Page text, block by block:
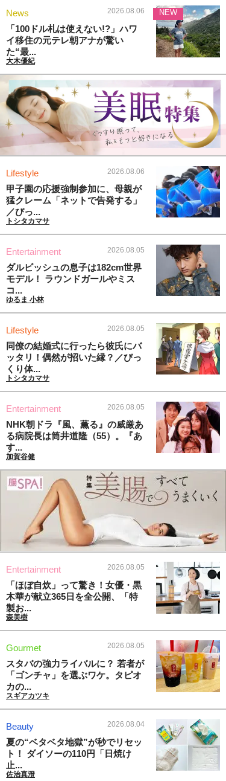
News 2026.08.06
「100ドル札は使えない!?」ハワ
イ移住の元テレ朝アナが驚い
た“最...
大木優紀
NEW
Lifestyle 2026.08.06
甲子園の応援強制参加に、母親が
猛クレーム「ネットで告発する」
／びっ...
トシタカマサ
Entertainment 2026.08.05
ダルビッシュの息子は182cm世界
モデル！ ラウンドガールやミス
コ...
ゆるま 小林
Lifestyle 2026.08.05
同僚の結婚式に行ったら彼氏にバ
ッタリ！偶然が招いた縁？／びっ
くり体...
トシタカマサ
Entertainment 2026.08.05
NHK朝ドラ『風、薫る』の威厳あ
る病院長は筒井道隆（55）。『あ
す...
加賀谷健
Entertainment 2026.08.05
「ほぼ自炊」って驚き！女優・黒
木華が献立365日を全公開、「特
製お...
森美樹
Gourmet 2026.08.05
スタバの強力ライバルに？ 若者が
「ゴンチャ」を選ぶワケ。タピオ
カの...
スギアカツキ
Beauty 2026.08.04
夏の“ベタベタ地獄”が秒でリセッ
ト！ ダイソーの110円「日焼け
止...
佐治真澄